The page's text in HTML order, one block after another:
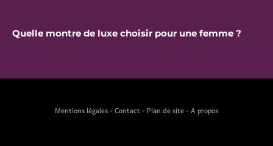
Quelle montre de luxe choisir pour une femme ?
Mentions légales-Contact-Plan de site-A propos